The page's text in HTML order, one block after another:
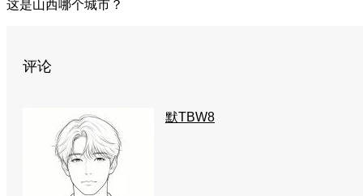
这是山西哪个城市？
评论
默TBW8